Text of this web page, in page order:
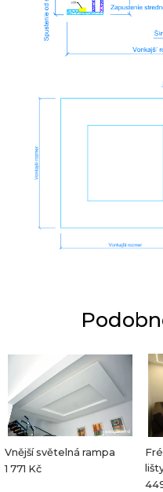
Vnější světelná rampa
1 771 Kč